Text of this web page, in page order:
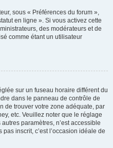
sous « Préférences du forum »,
en ligne ». Si vous activez cette
des modérateurs et de
comme étant un utilisateur
sur un fuseau horaire différent du
dans le panneau de contrôle de
de trouver votre zone adéquate, par
etc. Veuillez noter que le réglage
paramètres, n’est accessible
inscrit, c’est l’occasion idéale de